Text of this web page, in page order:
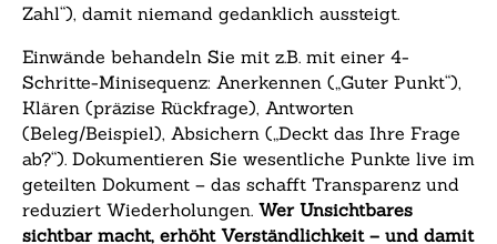
Zahl“), damit niemand gedanklich aussteigt.
Einwände behandeln Sie mit z.B. mit einer 4-
Schritte-Minisequenz: Anerkennen („Guter Punkt“),
Klären (präzise Rückfrage), Antworten
(Beleg/Beispiel), Absichern („Deckt das Ihre Frage
ab?“). Dokumentieren Sie wesentliche Punkte live im
geteilten Dokument – das schafft Transparenz und
reduziert Wiederholungen. Wer Unsichtbares
sichtbar macht, erhöht Verständlichkeit – und damit